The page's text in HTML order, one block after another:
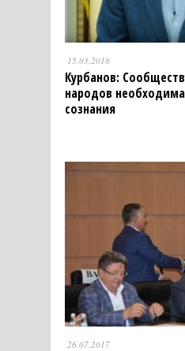
15.03.2018
Курбанов:
народов
сознания
26.07.2017